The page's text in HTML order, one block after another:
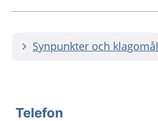
Synpunkter och klagomål
Telefon